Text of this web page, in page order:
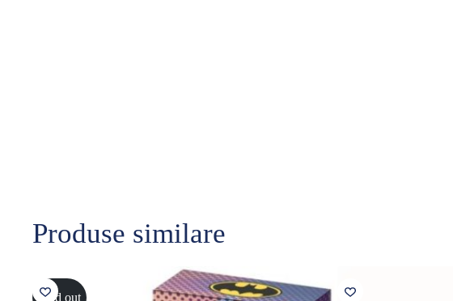
Produse similare
Sold out